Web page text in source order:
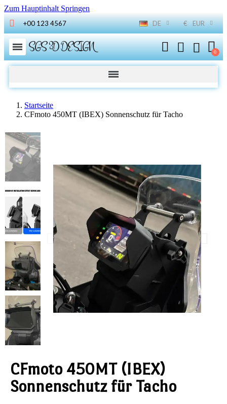
Zum Hauptinhalt Springen
+00 123 4567 DE € EUR
SGS 3D DESIGN
Startseite
CFmoto 450MT (IBEX) Sonnenschutz für Tacho
CFmoto 450MT (IBEX)
Sonnenschutz für Tacho